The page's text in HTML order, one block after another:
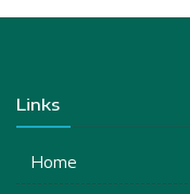
Links
Home